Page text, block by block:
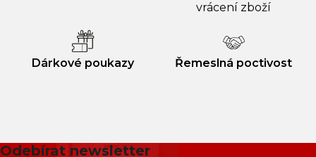
vrácení zboží
Dárkové poukazy Řemeslná poctivost
Odebírat newsletter